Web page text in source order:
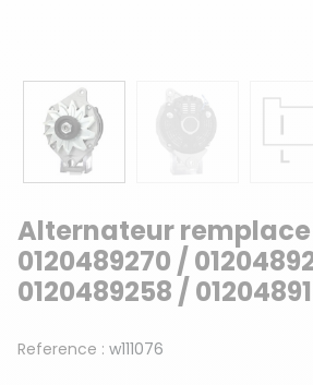
Alternateur remplace
0120489270 /
0120489258 /
Reference : w111076